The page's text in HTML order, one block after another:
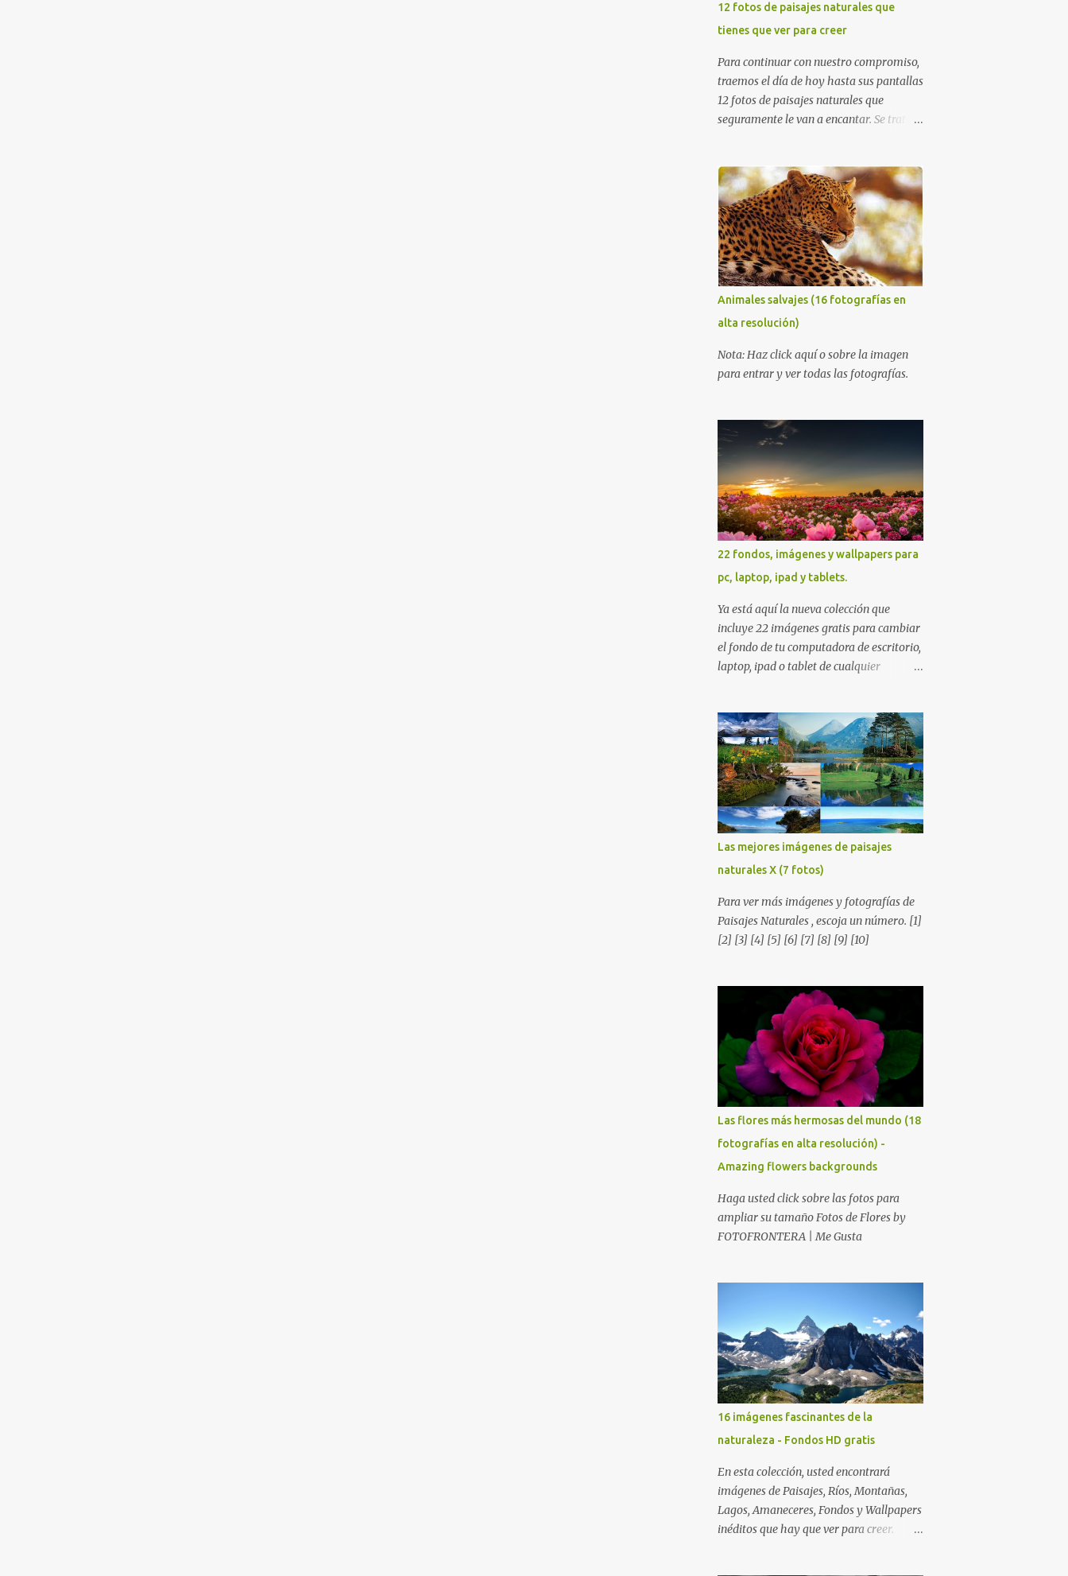
12 fotos de paisajes naturales que
tienes que ver para creer
Para continuar con nuestro compromiso,
traemos el día de hoy hasta sus pantallas
12 fotos de paisajes naturales que
seguramente le van a encantar. Se trata
encantadora belleza. Espero que al igual
que yo, ustedes disfruten de estas
increíbles imágenes que son un merecido
tributo a nuestro planeta. Las verdes
montañas, los ríos de agua viva, lagos,
bosques y cascadas, son algunos de los
elementos que hoy acompañan a esta
serie fascinante de fotografía sobre
paisajes naturales. Que tengan un feliz
jueves (imágenes con mensajes) con mis
mejores deseos a través de la distancia.
Animales salvajes (16 fotografías en
alta resolución)
Nota: Haz click aquí o sobre la imagen
para entrar y ver todas las fotografías.
22 fondos, imágenes y wallpapers para
pc, laptop, ipad y tablets.
Ya está aquí la nueva colección que
incluye 22 imágenes gratis para cambiar
el fondo de tu computadora de escritorio,
laptop, ipad o tablet de cualquier
que seguramente encontrarás más de
una que se adapte a tus preferencias.
Saludos en la distancia. Nos leemos en
nuestra próxima entrega. P.D. No olviden
utilizar los botones que aparecen sobre
cada imagen para compartir estos
fondos en las redes sociales con todos sus
amigos. Gracias.
Las mejores imágenes de paisajes
naturales X (7 fotos)
Para ver más imágenes y fotografías de
Paisajes Naturales , escoja un número. [1]
[2] [3] [4] [5] [6] [7] [8] [9] [10]
Las flores más hermosas del mundo (18
fotografías en alta resolución) -
Amazing flowers backgrounds
Haga usted click sobre las fotos para
ampliar su tamaño Fotos de Flores by
FOTOFRONTERA | Me Gusta
16 imágenes fascinantes de la
naturaleza - Fondos HD gratis
En esta colección, usted encontrará
imágenes de Paisajes, Ríos, Montañas,
Lagos, Amaneceres, Fondos y Wallpapers
inéditos que hay que ver para creer.